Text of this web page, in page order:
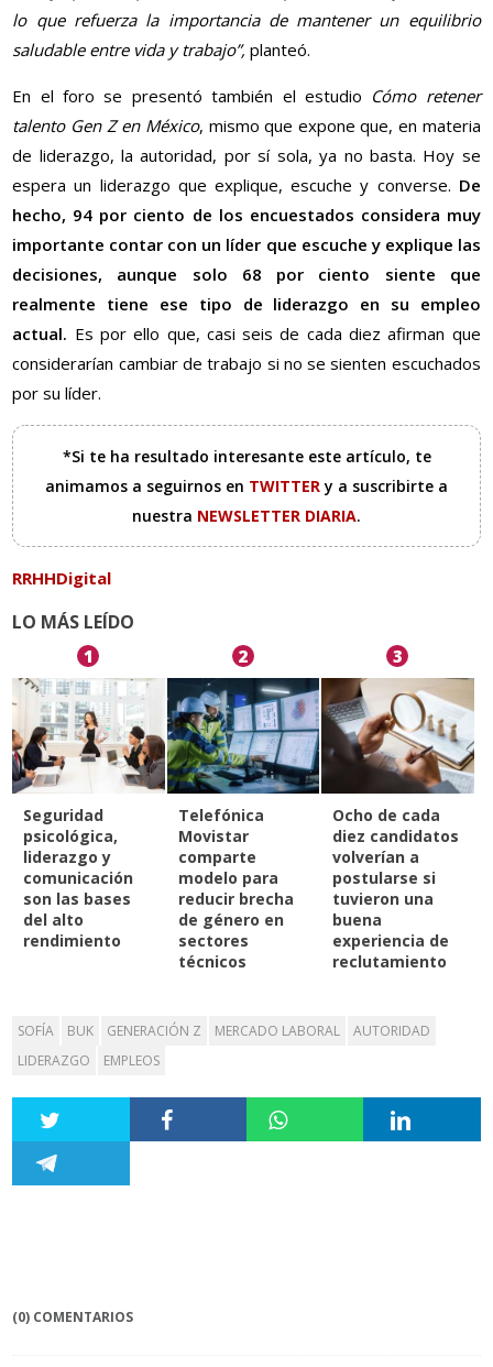
lo que refuerza la importancia de mantener un equilibrio
saludable entre vida y trabajo”, planteó.
En el foro se presentó también el estudio Cómo retener
talento Gen Z en México, mismo que expone que, en materia
de liderazgo, la autoridad, por sí sola, ya no basta. Hoy se
espera un liderazgo que explique, escuche y converse. De
hecho, 94 por ciento de los encuestados considera muy
importante contar con un líder que escuche y explique las
decisiones, aunque solo 68 por ciento siente que
realmente tiene ese tipo de liderazgo en su empleo
actual. Es por ello que, casi seis de cada diez afirman que
considerarían cambiar de trabajo si no se sienten escuchados
por su líder.
*Si te ha resultado interesante este artículo, te
animamos a seguirnos en TWITTERy a suscribirte a
nuestra NEWSLETTER DIARIA.
RRHHDigital
LO MÁS LEÍDO
1
Seguridad
psicológica,
liderazgo y
comunicación
son las bases
del alto
rendimiento
2
Telefónica
Movistar
comparte
modelo para
reducir brecha
de género en
sectores
técnicos
3
Ocho de cada
diez candidatos
volverían a
postularse si
tuvieron una
buena
experiencia de
reclutamiento
SOFÍA BUK GENERACIÓN Z MERCADO LABORAL
AUTORIDAD
LIDERAZGO
EMPLEOS
(0) COMENTARIOS